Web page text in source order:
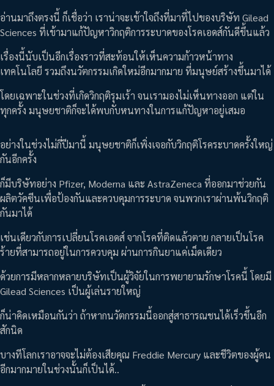
อ่านมาถึงตรงนี้ ก็เชื่อว่า เราน่าจะเข้าใจถึงที่มาที่ไปของบริษัท Gilead
Sciences ที่เข้ามาแก้ปัญหาวิกฤติการระบาดของโรคเอดส์กันดีขึ้นแล้ว
เรื่องนี้นับเป็นอีกเรื่องราวที่สะท้อนให้เห็นความก้าวหน้าทาง
เทคโนโลยี รวมถึงนวัตกรรมเกิดใหม่อีกมากมาย ที่มนุษย์สร้างขึ้นมาได้
โดยเฉพาะในช่วงที่เกิดวิกฤติรุมเร้า จนเรามองไม่เห็นทางออก แต่ใน
ทุกครั้ง มนุษยชาติก็จะได้พบกับหนทางในการแก้ปัญหาอยู่เสมอ
อย่างในช่วงไม่กี่ปีมานี้ มนุษยชาติก็เพิ่งเจอกับวิกฤติโรคระบาดครั้งใหญ่
กันอีกครั้ง
ก็มีบริษัทอย่าง Pfizer, Moderna และ AstraZeneca ที่ออกมาช่วยกัน
ผลิตวัคซีนเพื่อป้องกันและควบคุมการระบาด จนพวกเราผ่านพ้นวิกฤติ
กันมาได้
เช่นเดียวกับการเปลี่ยนโรคเอดส์ จากโรคที่ติดแล้วตาย กลายเป็นโรค
ร้ายที่สามารถอยู่ในการควบคุม ผ่านการกินยาแค่เม็ดเดียว
ด้วยการมีหลากหลายบริษัทเป็นผู้วิจัยในการพยายามรักษาโรคนี้ โดยมี
Gilead Sciences เป็นผู้เล่นรายใหญ่
ก็น่าคิดเหมือนกันว่า ถ้าหากนวัตกรรมนี้ออกสู่สาธารณชนได้เร็วขึ้นอีก
สักนิด
บางทีโลกเราอาจจะไม่ต้องเสียคุณ Freddie Mercury และชีวิตของผู้คน
อีกมากมายในช่วงนั้นก็เป็นได้..